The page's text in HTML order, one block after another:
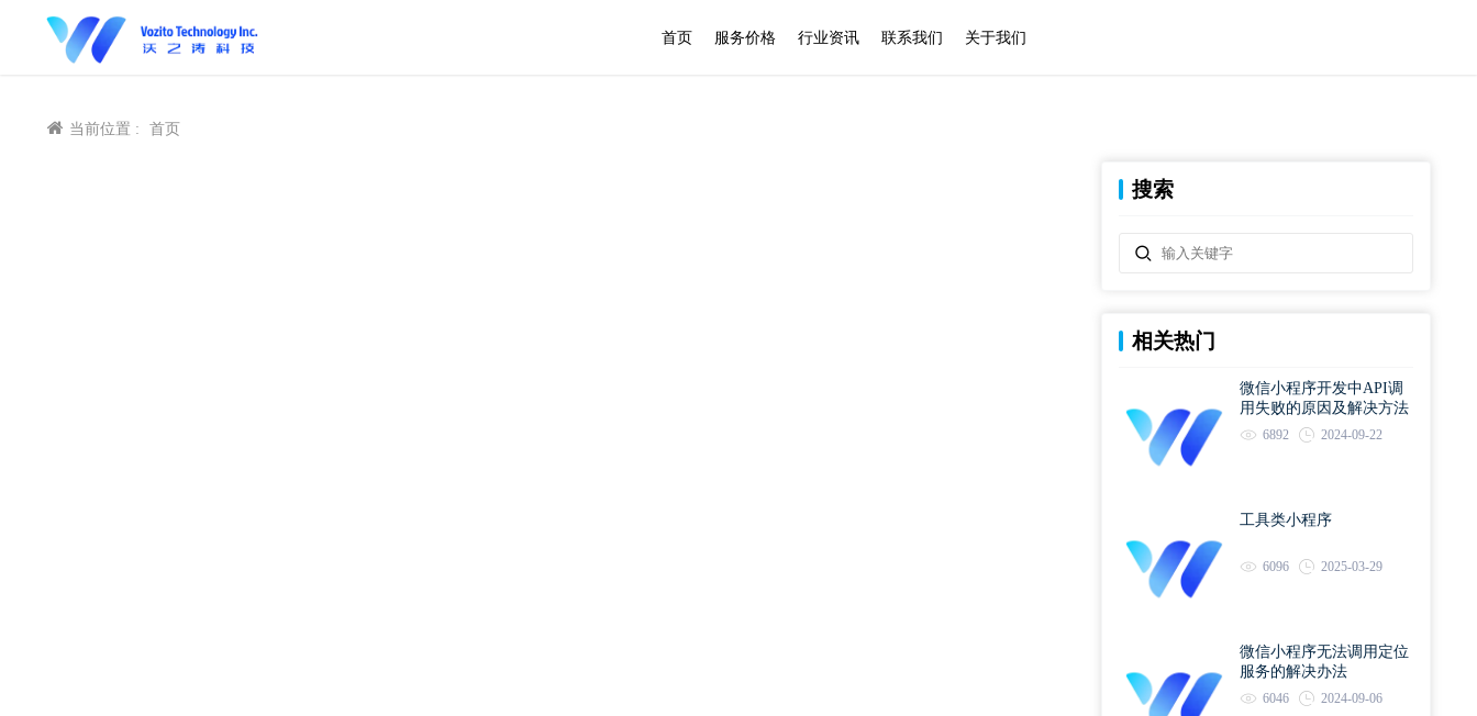
首页 服务价格 行业资讯 联系我们 关于我们
当前位置 : 首页
搜索
相关热门
微信小程序开发中API调
用失败的原因及解决方法
6892 2024-09-22
工具类小程序
6096 2025-03-29
微信小程序无法调用定位
服务的解决办法
6046 2024-09-06